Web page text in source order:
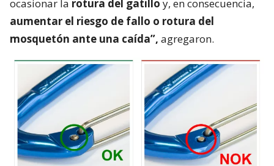
ocasionar la rotura del gatillo y, en consecuencia,
aumentar el riesgo de fallo o rotura del
mosquetón ante una caída”, agregaron.